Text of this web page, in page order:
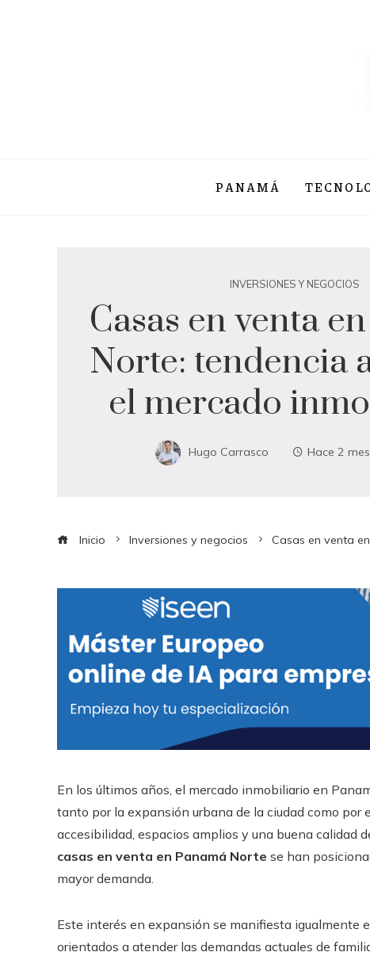
PANAMÁ
INVERSIONES Y NEGOCIOS
Casas en venta
Norte: tendencia
el mercado
Hugo Carrasco Hace 2
Inicio Inversiones y negocios Casas en venta
En los últimos años, el mercado inmobiliario en
tanto por la expansión urbana de la ciudad como
accesibilidad, espacios amplios y una buena calidad
casas en venta en Panamá Norte se han
mayor demanda.
Este interés en expansión se manifiesta igualmente
orientados a atender las demandas actuales de